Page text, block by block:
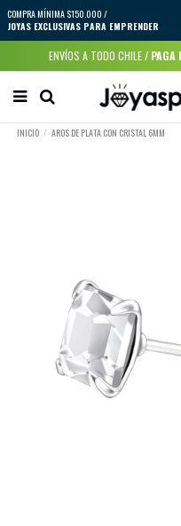
COMPRA MÍNIMA $150.000 /
JOYAS EXCLUSIVAS PARA EMPRENDER
ENVÍOS A TODO CHILE / PAGA
INICIO AROS DE PLATA CON CRISTAL 6MM